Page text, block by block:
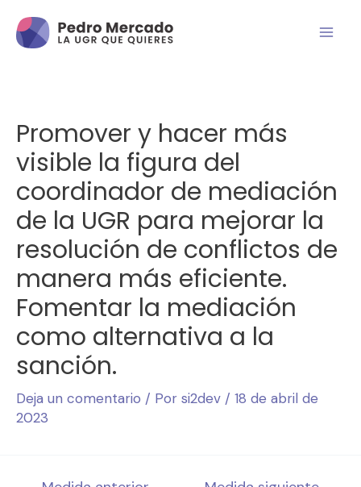
Promover y hacer más
visible la figura del
coordinador de mediación
de la UGR para mejorar la
resolución de conflictos de
manera más eficiente.
Fomentar la mediación
como alternativa a la
sanción.
Deja un comentario / Por si2dev / 18 de abril de
2023